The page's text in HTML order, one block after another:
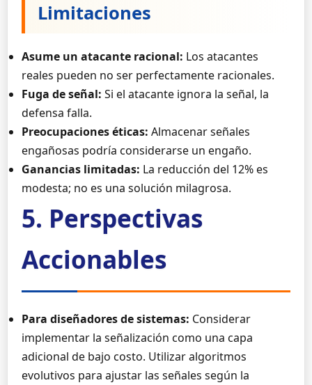
Limitaciones
Asume un atacante racional: Los atacantes
reales pueden no ser perfectamente racionales.
Fuga de señal: Si el atacante ignora la señal, la
defensa falla.
Preocupaciones éticas: Almacenar señales
engañosas podría considerarse un engaño.
Ganancias limitadas: La reducción del 12% es
modesta; no es una solución milagrosa.
5. Perspectivas
Accionables
Para diseñadores de sistemas: Considerar
implementar la señalización como una capa
adicional de bajo costo. Utilizar algoritmos
evolutivos para ajustar las señales según la